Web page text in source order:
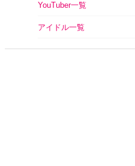
YouTuber一覧
アイドル一覧